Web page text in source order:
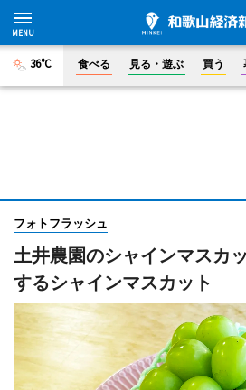
36°C 食べる 見る・遊ぶ 買う
フォトフラッシュ
土井農園のシャインマスカ
するシャインマスカット